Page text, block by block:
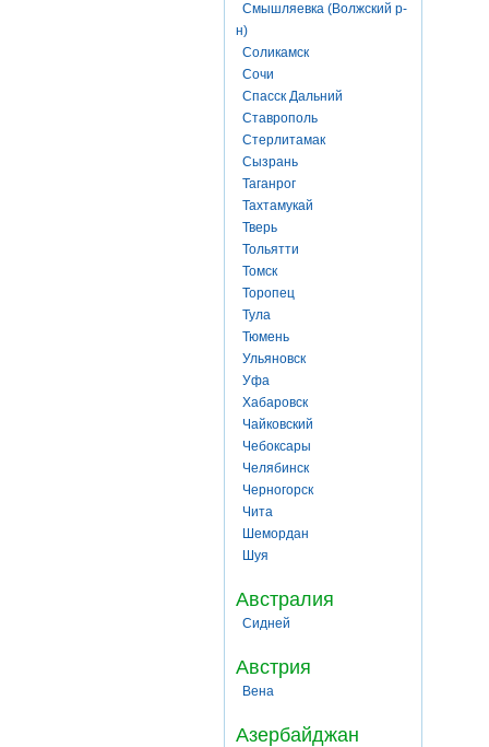
Смышляевка (Волжский р-
н)
Соликамск
Сочи
Спасск Дальний
Ставрополь
Стерлитамак
Сызрань
Таганрог
Тахтамукай
Тверь
Тольятти
Томск
Торопец
Тула
Тюмень
Ульяновск
Уфа
Хабаровск
Чайковский
Чебоксары
Челябинск
Черногорск
Чита
Шемордан
Шуя
Австралия
Сидней
Австрия
Вена
Азербайджан